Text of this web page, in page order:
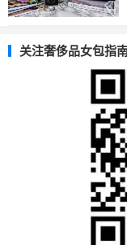
关注奢侈品女包指